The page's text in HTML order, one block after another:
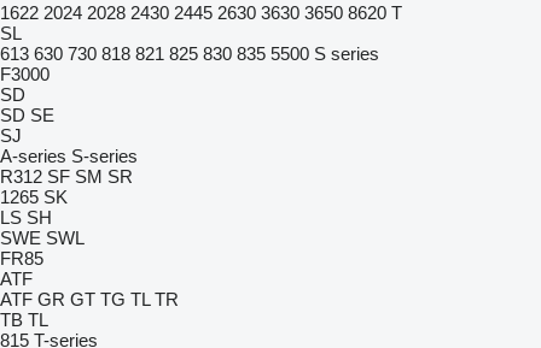
1622 2024 2028 2430 2445 2630 3630 3650 8620 T
SL
613 630 730 818 821 825 830 835 5500 S series
F3000
SD
SD SE
SJ
A-series S-series
R312 SF SM SR
1265 SK
LS SH
SWE SWL
FR85
ATF
ATF GR GT TG TL TR
TB TL
815 T-series